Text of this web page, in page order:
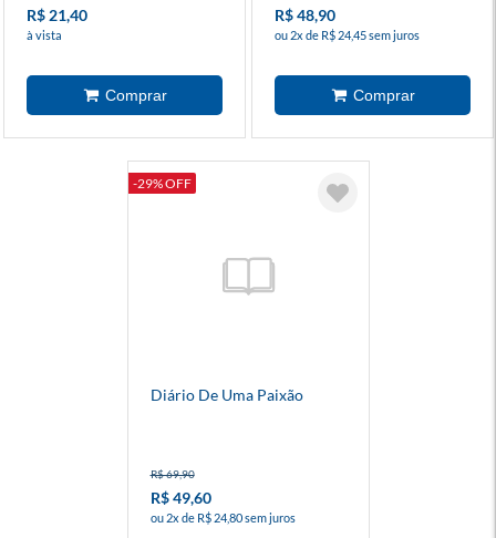
R$ 21,40
à vista
R$ 48,90
ou 2x de R$ 24,45 sem juros
-29% OFF
Diário De Uma Paixão
R$ 69,90
R$ 49,60
ou 2x de R$ 24,80 sem juros